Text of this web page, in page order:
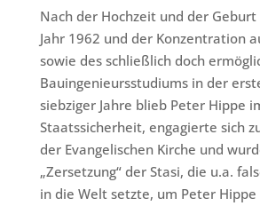
Nach der Hochzeit und der Geburt
Jahr 1962 und der Konzentration
sowie des schließlich doch
Bauingenieursstudiums in der
siebziger Jahre blieb Peter Hippe
Staatssicherheit, engagierte sich
der Evangelischen Kirche und
„Zersetzung“ der Stasi, die u.a.
in die Welt setzte, um Peter Hippe